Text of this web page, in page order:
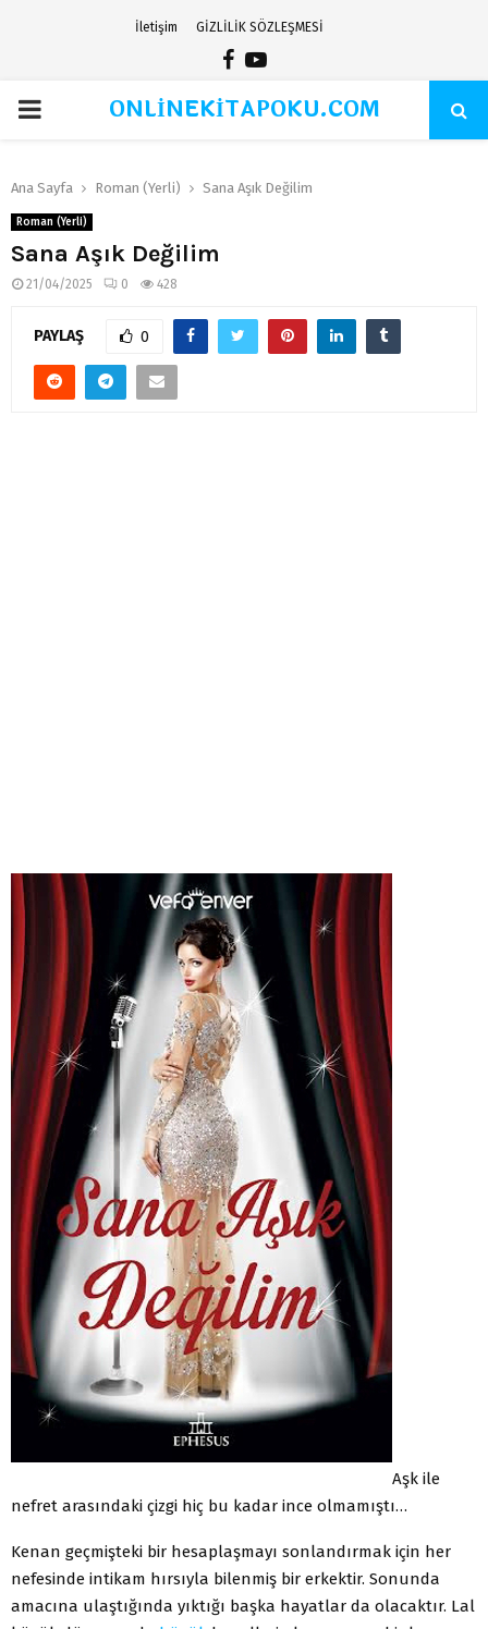
İletişim GİZLİLİK SÖZLEŞMESİ
Facebook
Youtube
PRIMARYONLİNEKİTAPOKU.COM
Ana Sayfa Roman (Yerli) Sana Aşık Değilim
Roman (Yerli)
Sana Aşık Değilim
21/04/2025 0 428
PAYLAŞ 0
Aşk ile
nefret arasındaki çizgi hiç bu kadar ince olmamıştı…
Kenan geçmişteki bir hesaplaşmayı sonlandırmak için her
nefesinde intikam hırsıyla bilenmiş bir erkektir. Sonunda
amacına ulaştığında yıktığı başka hayatlar da olacaktır. Lal